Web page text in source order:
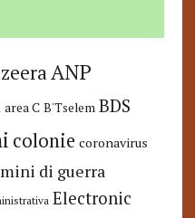
ANP
area C B'Tselem BDS
colonie coronavirus
di guerra
Electronic